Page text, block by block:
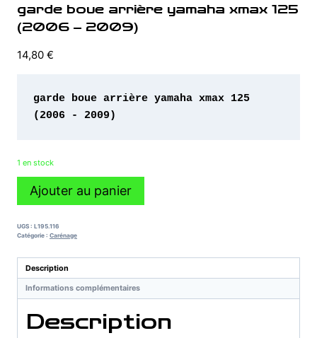
garde boue arrière yamaha xmax 125
(2006 – 2009)
14,80 €
garde boue arrière yamaha xmax 125
(2006 - 2009)
1 en stock
quantité
boue
arrière
xmax
125
(2006
2009)
Ajouter au panier
UGS : L195.116
Catégorie : Carénage
Description
Informations complémentaires
Description